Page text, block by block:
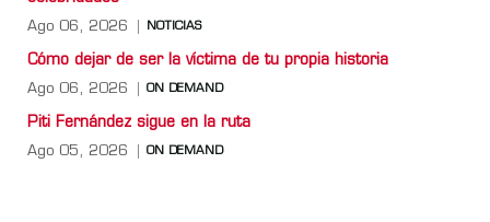
Ago 06, 2026 NOTICIAS
Cómo dejar de ser la víctima de tu propia historia
Ago 06, 2026 ON DEMAND
Piti Fernández sigue en la ruta
Ago 05, 2026 ON DEMAND